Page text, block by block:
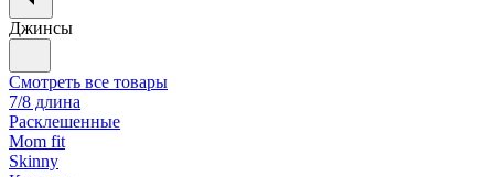
Джинсы
Смотреть все товары
7/8 длина
Расклешенные
Mom fit
Skinny